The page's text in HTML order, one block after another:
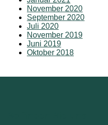
November 2020
September 2020
Juli 2020
November 2019
Juni 2019
Oktober 2018